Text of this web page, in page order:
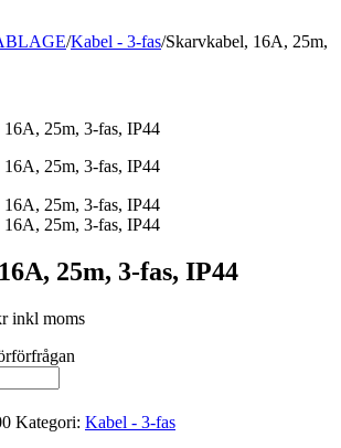
/Kabel - 3-fas/Skarvkabel, 16A, 25m,
25m, 3-fas, IP44
inkl moms
Kategori: Kabel - 3-fas